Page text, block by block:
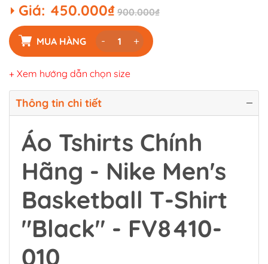
Giá: 450.000₫ 900.000₫
MUA HÀNG - +
+ Xem hướng dẫn chọn size
Thông tin chi tiết
Áo Tshirts Chính
Hãng - Nike Men's
Basketball T-Shirt
"Black" - FV8410-
010